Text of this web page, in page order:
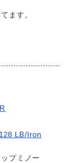
ます。
LB/Iron
プミノー